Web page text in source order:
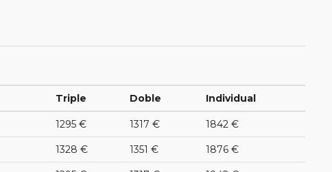
Triple Doble Individual
1295 € 1317 € 1842 €
1328 € 1351 € 1876 €